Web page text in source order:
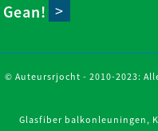
Gean!
© Auteursrjocht - 2010-2023:
Glasfiber balkonleuningen ,